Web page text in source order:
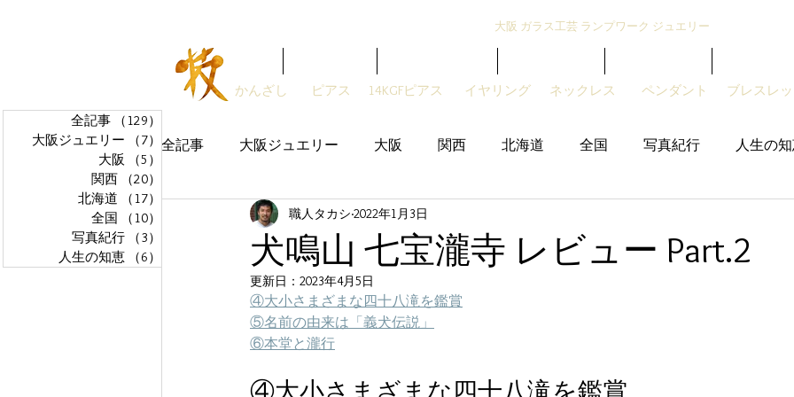
大阪 ガラス工芸 ランプワーク ジュエリー
かんざし
ピアス 14KGFピアス ​イヤリング ネックレス ペンダント ブレスレッ
全記事 大阪ジュエリー 大阪 関西 北海道 全国 写真紀行 人生の
犬鳴山 七宝瀧寺 レビュー Part.2
職人タカシ 2022年1月3日
更新日： 2023年4月5日
④大小さまざまな四十八滝を鑑賞
⑤名前の由来は「義犬伝説」
⑥本堂と瀧行
④大小さまざまな四十八滝を鑑賞
全記事 （129）
大阪ジュエリー
（7） 7件の記事
大阪
（5）
関西
（20）
北海道
（17） 17件の記事
全国
（10）
写真紀行
（3）
人生の知恵
（6）